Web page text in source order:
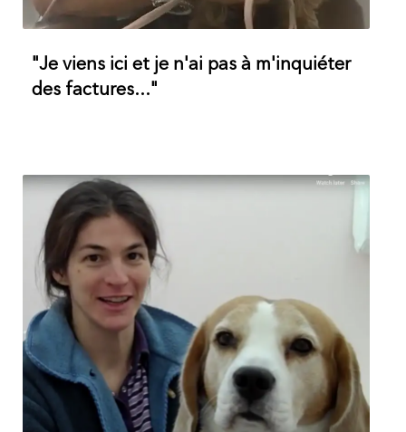
"Je viens ici et je n'ai pas à m'inquiéter
des factures..."